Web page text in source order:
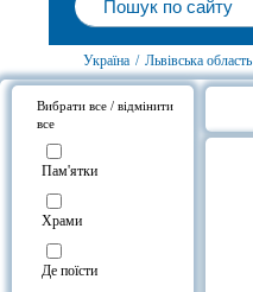
Україна / Львівська область
Вибрати все / відмінити
все
Пам'ятки
Храми
Де поїсти